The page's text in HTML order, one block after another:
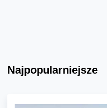
Najpopularniejsze